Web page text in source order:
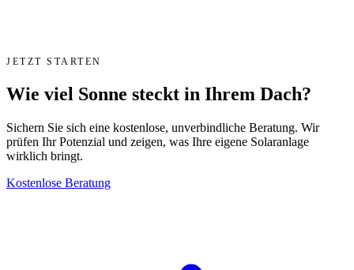
JETZT STARTEN
Wie viel Sonne steckt in Ihrem Dach?
Sichern Sie sich eine kostenlose, unverbindliche Beratung. Wir
prüfen Ihr Potenzial und zeigen, was Ihre eigene Solaranlage
wirklich bringt.
Kostenlose Beratung